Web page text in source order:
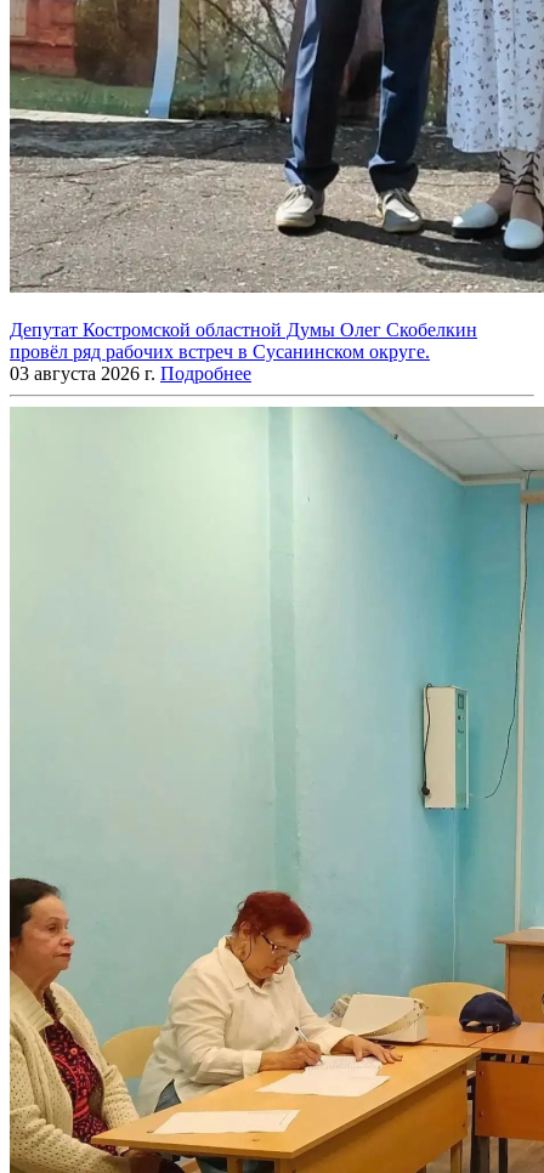
Депутат Костромской областной Думы Олег Скобелкин
провёл ряд рабочих встреч в Сусанинском округе.
03 августа 2026 г. Подробнее